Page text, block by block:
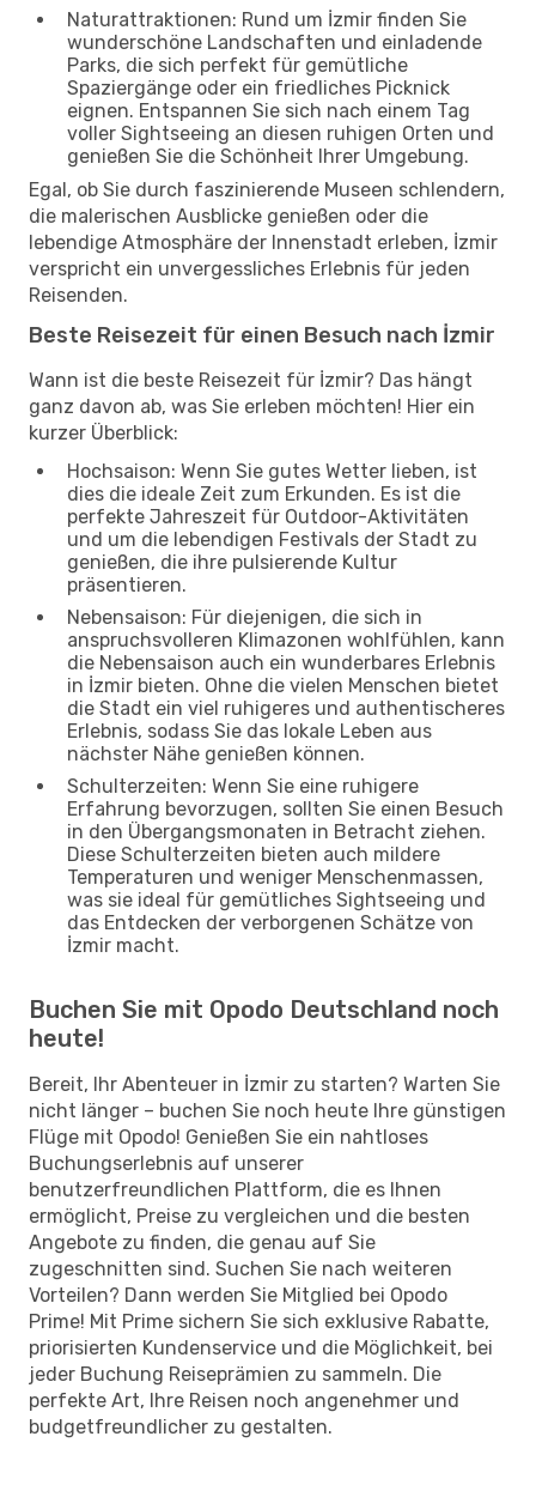
Naturattraktionen: Rund um İzmir finden Sie
wunderschöne Landschaften und einladende
Parks, die sich perfekt für gemütliche
Spaziergänge oder ein friedliches Picknick
eignen. Entspannen Sie sich nach einem Tag
voller Sightseeing an diesen ruhigen Orten und
genießen Sie die Schönheit Ihrer Umgebung.
Egal, ob Sie durch faszinierende Museen schlendern,
die malerischen Ausblicke genießen oder die
lebendige Atmosphäre der Innenstadt erleben, İzmir
verspricht ein unvergessliches Erlebnis für jeden
Reisenden.
Beste Reisezeit für einen Besuch nach İzmir
Wann ist die beste Reisezeit für İzmir? Das hängt
ganz davon ab, was Sie erleben möchten! Hier ein
kurzer Überblick:
Hochsaison: Wenn Sie gutes Wetter lieben, ist
dies die ideale Zeit zum Erkunden. Es ist die
perfekte Jahreszeit für Outdoor-Aktivitäten
und um die lebendigen Festivals der Stadt zu
genießen, die ihre pulsierende Kultur
präsentieren.
Nebensaison: Für diejenigen, die sich in
anspruchsvolleren Klimazonen wohlfühlen, kann
die Nebensaison auch ein wunderbares Erlebnis
in İzmir bieten. Ohne die vielen Menschen bietet
die Stadt ein viel ruhigeres und authentischeres
Erlebnis, sodass Sie das lokale Leben aus
nächster Nähe genießen können.
Schulterzeiten: Wenn Sie eine ruhigere
Erfahrung bevorzugen, sollten Sie einen Besuch
in den Übergangsmonaten in Betracht ziehen.
Diese Schulterzeiten bieten auch mildere
Temperaturen und weniger Menschenmassen,
was sie ideal für gemütliches Sightseeing und
das Entdecken der verborgenen Schätze von
İzmir macht.
Buchen Sie mit Opodo Deutschland noch
heute!
Bereit, Ihr Abenteuer in İzmir zu starten? Warten Sie
nicht länger – buchen Sie noch heute Ihre günstigen
Flüge mit Opodo! Genießen Sie ein nahtloses
Buchungserlebnis auf unserer
benutzerfreundlichen Plattform, die es Ihnen
ermöglicht, Preise zu vergleichen und die besten
Angebote zu finden, die genau auf Sie
zugeschnitten sind. Suchen Sie nach weiteren
Vorteilen? Dann werden Sie Mitglied bei Opodo
Prime! Mit Prime sichern Sie sich exklusive Rabatte,
priorisierten Kundenservice und die Möglichkeit, bei
jeder Buchung Reiseprämien zu sammeln. Die
perfekte Art, Ihre Reisen noch angenehmer und
budgetfreundlicher zu gestalten.